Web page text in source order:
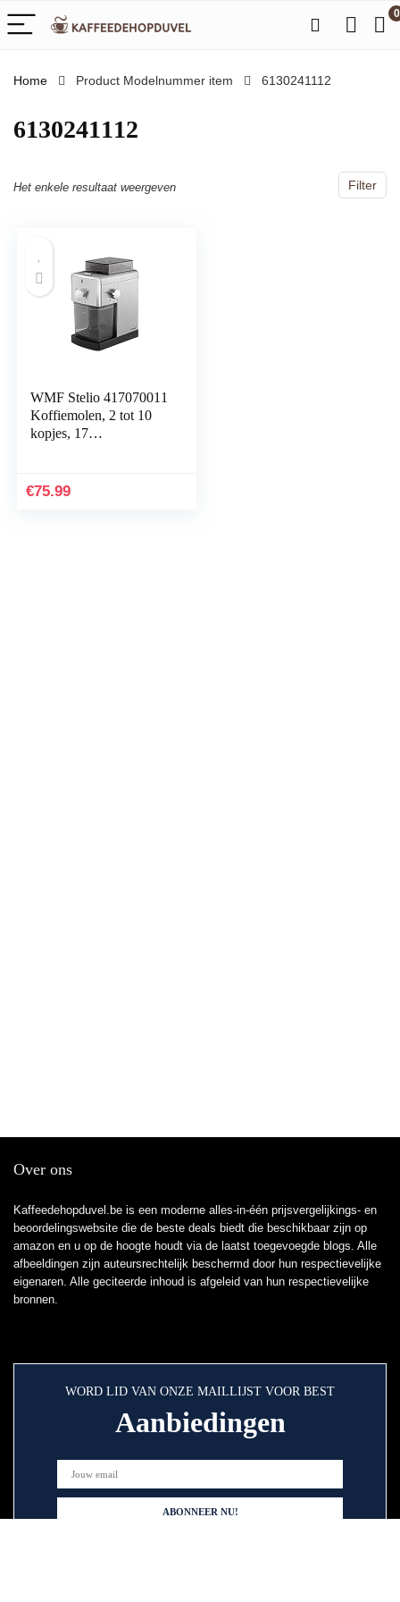
0
Home Product Modelnummer item ‎6130241112
‎6130241112
Filter
Het enkele resultaat weergeven
WMF Stelio 417070011
Koffiemolen, 2 tot 10
kopjes, 17
van Gehard Staal voor
€75.99
Over ons
Kaffeedehopduvel.be is een moderne alles-in-één prijsvergelijkings- en
beoordelingswebsite die de beste deals biedt die beschikbaar zijn op
amazon en u op de hoogte houdt via de laatst toegevoegde blogs. Alle
afbeeldingen zijn auteursrechtelijk beschermd door hun respectievelijke
eigenaren. Alle geciteerde inhoud is afgeleid van hun respectievelijke
bronnen.
WORD LID VAN ONZE MAILLIJST VOOR BEST
Aanbiedingen